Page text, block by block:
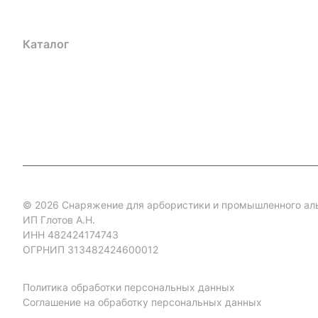
Каталог
© 2026 Снаряжение для арбористики и промышленного
ИП Глотов А.Н.
ИНН 482424174743
ОГРНИП 313482424600012
Политика обработки персональных данных
Соглашение на обработку персональных данных